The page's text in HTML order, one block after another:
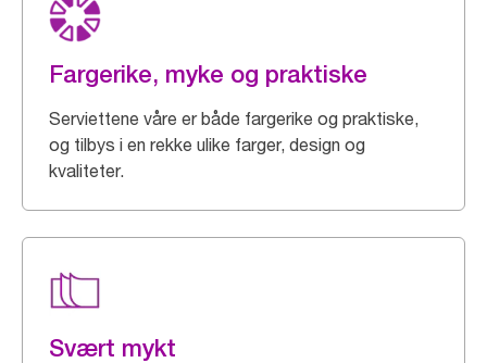
Fargerike, myke og praktiske
Serviettene våre er både fargerike og praktiske,
og tilbys i en rekke ulike farger, design og
kvaliteter.
Svært mykt